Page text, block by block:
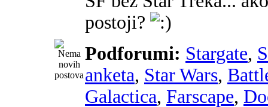
postoji?
Podforumi: Stargate,
anketa, Star Wars,
Galactica, Farscape,